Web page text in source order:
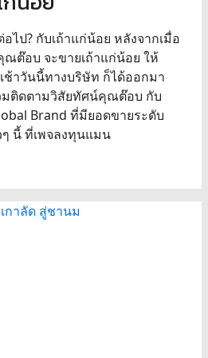
ไป? กับเถ้าแก่น้อย หลังจากเมื่อ
ต๊อบ จะขายเถ้าแก่น้อย ให้
าวันนี้ทางบริษัท ก็ได้ออกมา
มติดตามวิสัยทัศน์คุณต๊อบ กับ
Brand ที่มียอดขายระดับ
ๆ นี้ ที่เพจลงทุนแมน